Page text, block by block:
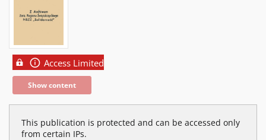
Access Limited
Show content
This publication is protected and can be accessed only
from certain IPs.